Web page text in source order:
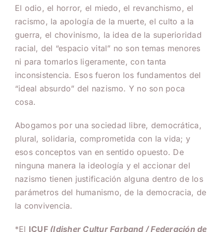
El odio, el horror, el miedo, el revanchismo, el
racismo, la apología de la muerte, el culto a la
guerra, el chovinismo, la idea de la superioridad
racial, del “espacio vital” no son temas menores
ni para tomarlos ligeramente, con tanta
inconsistencia. Esos fueron los fundamentos del
“ideal absurdo” del nazismo. Y no son poca
cosa.
Abogamos por una sociedad libre, democrática,
plural, solidaria, comprometida con la vida; y
esos conceptos van en sentido opuesto. De
ninguna manera la ideología y el accionar del
nazismo tienen justificación alguna dentro de los
parámetros del humanismo, de la democracia, de
la convivencia.
*El ICUF (Idisher Cultur Farband / Federación de